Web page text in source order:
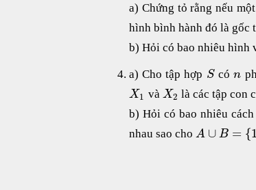
a) Chứng tỏ rằng nếu
hình bình hành đó là gốc
b) Hỏi có bao nhiêu hình
a) Cho tập hợp Scón
X1 và X2 là các tập con
b) Hỏi có bao nhiêu
nhau sao cho A ∪ B = {1